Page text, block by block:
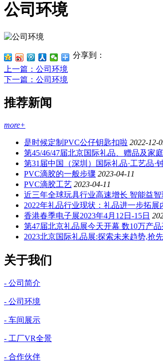
公司环境
分享到：
上一篇 ：公司环境
下一篇 ：公司环境
推荐新闻
more+
是时候定制PVC公仔钥匙扣啦 2022-12-
第45/46/47届北京国际礼品、赠品及家
第31届中国（深圳）国际礼品·工艺品·
PVC滴胶的一般步骤 2023-04-11
PVC滴胶工艺 2023-04-11
近三年全球玩具行业高速增长 智能益智
2022年礼品行业现状：礼品进一步拓展
香港春季电子展2023年4月12日-15日
第47届北京礼品展今天开幕 数10万产
2023北京国际礼品展:探索未来趋势,抢
关于我们
- 公司简介
- 公司环境
- 车间展示
- 工厂VR全景
- 合作伙伴